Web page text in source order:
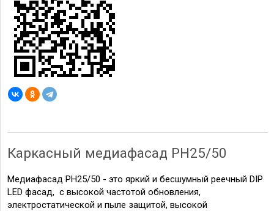
Каркасный медиафасад PH25/50
Медиафасад PH25/50 - это яркий и бесшумный реечный DIP
LED фасад, с высокой частотой обновления,
электростатической и пыле защитой, высокой